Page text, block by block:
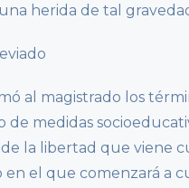
herida de tal
al magistrado los
de medidas
la libertad que viene
el que comenzará a